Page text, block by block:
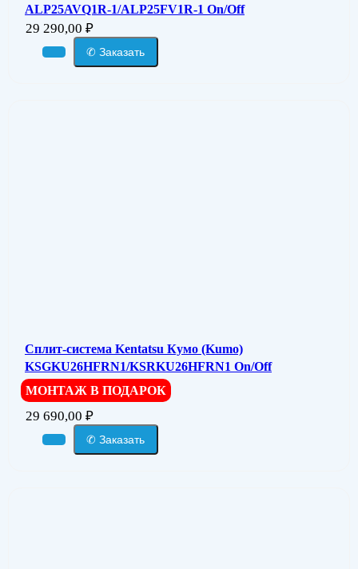
ALP25AVQ1R-1/ALP25FV1R-1 On/Off
29 290,00 ₽
✆ Заказать
Сплит-система Kentatsu Кумо (Kumo)
KSGKU26HFRN1/KSRKU26HFRN1 On/Off
МОНТАЖ В ПОДАРОК
29 690,00 ₽
✆ Заказать